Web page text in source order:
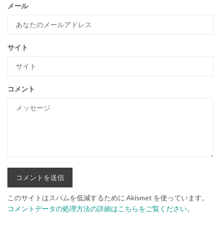
メール
サイト
コメント
このサイトはスパムを低減するために Akismet を使っています。
コメントデータの処理方法の詳細はこちらをご覧ください。